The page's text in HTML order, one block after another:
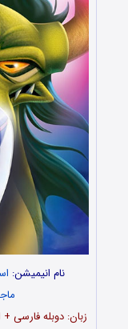
نام انیمیشن:
زبان: دوبله فارسی